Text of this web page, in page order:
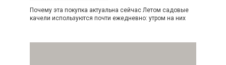
Почему эта покупка актуальна сейчас Летом садовые
качели используются почти ежедневно: утром на них